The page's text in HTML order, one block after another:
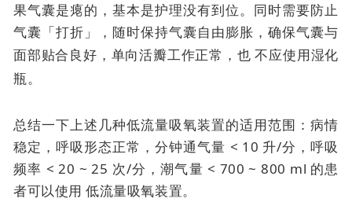
果气囊是瘪的，基本是护理没有到位。同时需要防止
气囊「打折」，随时保持气囊自由膨胀，确保气囊与
面部贴合良好，单向活瓣工作正常，也不应使用湿化
瓶。
总结一下上述几种低流量吸氧装置的适用范围：病情
稳定，呼吸形态正常，分钟通气量 < 10 升/分，呼吸
频率 < 20 ~ 25 次/分，潮气量 < 700 ~ 800 ml 的患
者可以使用低流量吸氧装置。